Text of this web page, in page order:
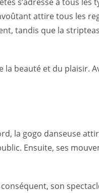
attire tous les
tandis que la
beauté et du plaisir.
la gogo danseuse
Ensuite, ses
son